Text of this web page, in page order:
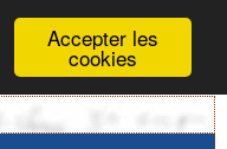
Accepter les
cookies